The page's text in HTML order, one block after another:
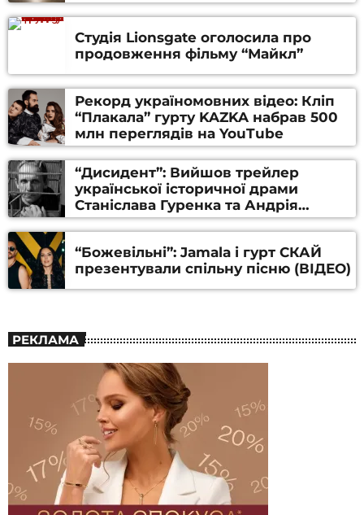
Студія Lionsgate оголосила про
продовження фільму “Майкл”
Рекорд україномовних відео: Кліп
“Плакала” гурту KAZKA набрав 500
млн переглядів на YouTube
“Дисидент”: Вийшов трейлер
української історичної драми
Станіслава Гуренка та Андрія
Алфьорова (ВІДЕО)
“Божевільні”: Jamala і гурт СКАЙ
презентували спільну пісню (ВІДЕО)
РЕКЛАМА